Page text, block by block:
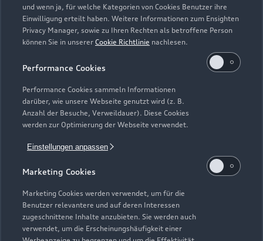
und wenn ja, für welche Kategorien von Cookies Benutzer ihre
Einwilligung erteilt haben. Weitere Informationen zum Ensighten
Privacy Manager, sowie zu Ihren Rechten als betroffene Person
können Sie in unserer Cookie Richtlinie nachlesen.
Performance Cookies
Performance Cookies sammeln Informationen
darüber, wie unsere Webseite genutzt wird (z. B.
Anzahl der Besuche, Verweildauer). Diese Cookies
werden zur Optimierung der Webseite verwendet.
Einstellungen anpassen
Marketing Cookies
Marketing Cookies werden verwendet, um für die
Benutzer relevantere und auf deren Interessen
zugeschnittene Inhalte anzubieten. Sie werden auch
verwendet, um die Erscheinungshäufigkeit einer
Modelle
Elektromodelle
Plug-in-Hybride
Neuwagensuche
Gebrauchtwagensuche
Geschäftskunden
Service & Zubehör
Saisonale Angebote
Audi Services
Garantie
Audi digital services
myAudi
Support
Audi Code
Häufige Fragen (FAQ)
Über Audi
Unternehmen
Karriere